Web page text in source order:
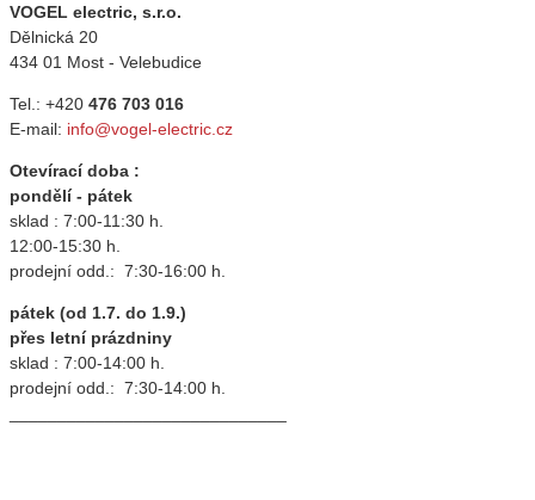
VOGEL electric, s.r.o.
Dělnická 20
434 01 Most - Velebudice
Tel.: +420 476 703 016
E-mail: info@vogel-electric.cz
Otevírací doba :
pondělí - pátek
sklad : 7:00-11:30 h.
12:00-15:30 h.
prodejní odd.: 7:30-16:00 h.
pátek (od 1.7. do 1.9.)
přes letní prázdniny
sklad : 7:00-14:00 h.
prodejní odd.: 7:30-14:00 h.